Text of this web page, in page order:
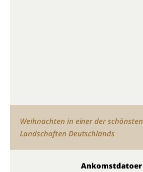
Weihnachten in einer der schönsten
Landschaften Deutschlands
Ankomstdatoer